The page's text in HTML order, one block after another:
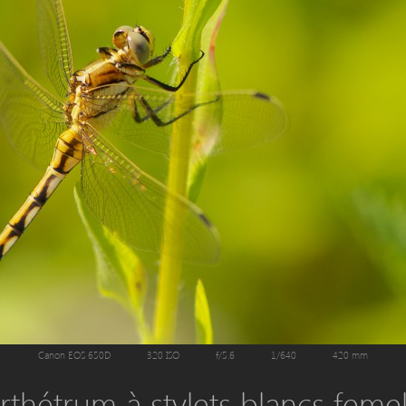
Canon EOS 650D 320 ISO f/5.6 1/640 420 mm